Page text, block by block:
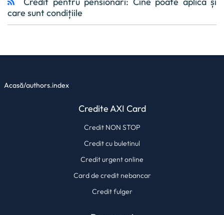
care sunt condițiile
Acasă/authors.index
Credite AXI Card
Credit NON STOP
Credit cu buletinul
Credit urgent online
Card de credit nebancar
Credit fulger